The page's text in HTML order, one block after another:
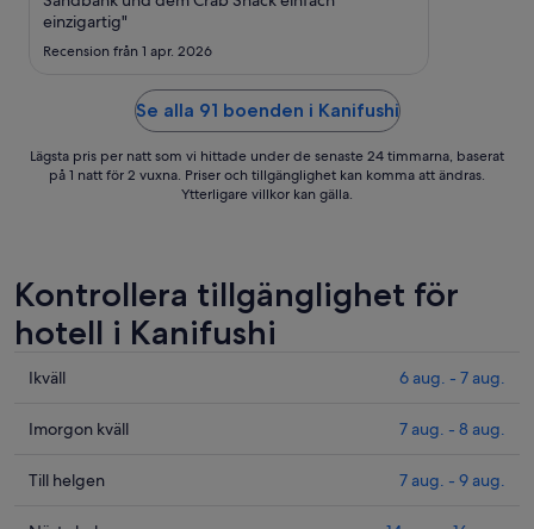
einzigartig"
Recension från 1 apr. 2026
Se alla 91 boenden i Kanifushi
Lägsta pris per natt som vi hittade under de senaste 24 timmarna, baserat
på 1 natt för 2 vuxna. Priser och tillgänglighet kan komma att ändras.
Ytterligare villkor kan gälla.
Kontrollera tillgänglighet för
hotell i Kanifushi
Kolla
i
för
Ikväll 6 aug. - 7 aug.
Kolla
i
Imorgon kväll 7 aug. - 8 aug.
Kolla
Till helgen 7 aug. - 9 aug.